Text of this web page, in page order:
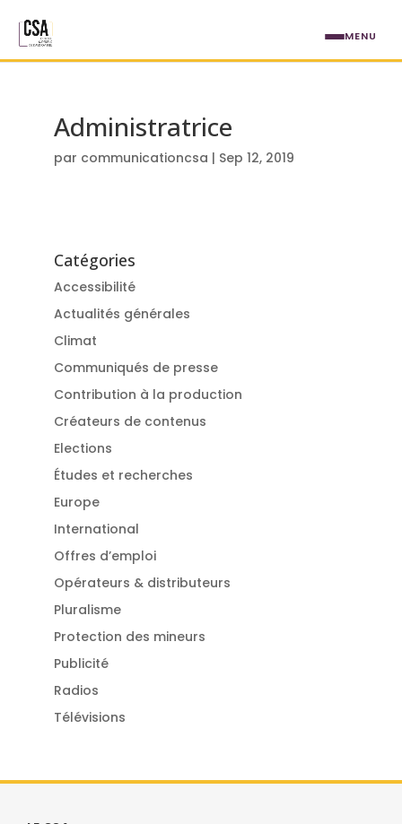
Administratrice
par communicationcsa | Sep 12, 2019
Catégories
Accessibilité
Actualités générales
Climat
Communiqués de presse
Contribution à la production
Créateurs de contenus
Elections
Études et recherches
Europe
International
Offres d’emploi
Opérateurs & distributeurs
Pluralisme
Protection des mineurs
Publicité
Radios
Télévisions
MENU